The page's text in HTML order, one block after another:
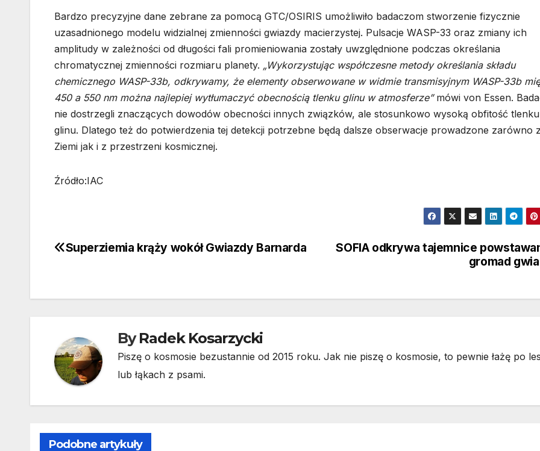
Bardzo precyzyjne dane zebrane za pomocą GTC/OSIRIS umożliwiło badaczom stworzenie fizycznie
uzasadnionego modelu widzialnej zmienności gwiazdy macierzystej. Pulsacje WASP-33 oraz zmiany ich
amplitudy w zależności od długości fali promieniowania zostały uwzględnione podczas określania
chromatycznej zmienności rozmiaru planety. „Wykorzystując współczesne metody określania składu
chemicznego WASP-33b, odkrywamy, że elementy obserwowane w widmie transmisyjnym WASP-33b
450 a 550 nm można najlepiej wytłumaczyć obecnością tlenku glinu w atmosferze”mówi von Essen.
nie dostrzegli znaczących dowodów obecności innych związków, ale stosunkowo wysoką obfitość tlenku
glinu. Dlatego też do potwierdzenia tej detekcji potrzebne będą dalsze obserwacje prowadzone zarówno
Ziemi jak i z przestrzeni kosmicznej.
Źródło:IAC
Nawigacja
SOFIA odkrywa tajemnice
gromad
Superziemia krąży wokół Gwiazdy Barnarda
ByRadek Kosarzycki
Piszę o kosmosie bezustannie od 2015 roku. Jak nie piszę o kosmosie, to pewnie łażę po
lub łąkach z psami.
Podobne artykuły